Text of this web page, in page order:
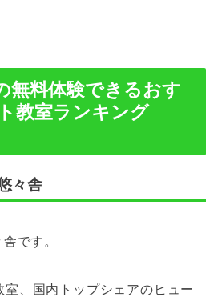
無料体験できるおす
教室ランキング
々舎
です。
室、国内トップシェアのヒュー